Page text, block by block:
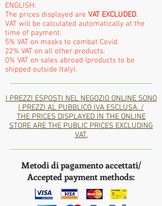
ENGLISH:
The prices displayed are VAT EXCLUDED.
VAT will be calculated automatically at the
time of payment.
5% VAT on masks to combat Covid.
22% VAT on all other products.
0% VAT on sales abroad (products to be
shipped outside Italy).
I PREZZI ESPOSTI NEL NEGOZIO ONLINE SONO
I PREZZI AL PUBBLICO IVA ESCLUSA. /
THE PRICES DISPLAYED IN THE ONLINE
STORE ARE THE PUBLIC PRICES EXCLUDING
VAT.
Metodi di pagamento accettati/
Accepted payment methods: